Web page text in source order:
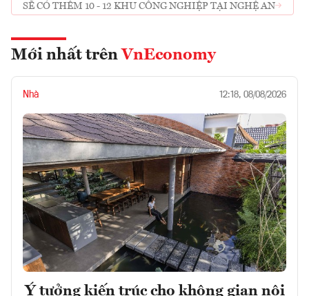
SẼ CÓ THÊM 10 - 12 KHU CÔNG NGHIỆP TẠI NGHỆ AN
Mới nhất trên VnEconomy
Nhà 12:18, 08/08/2026
Ý tưởng kiến trúc cho không gian nội